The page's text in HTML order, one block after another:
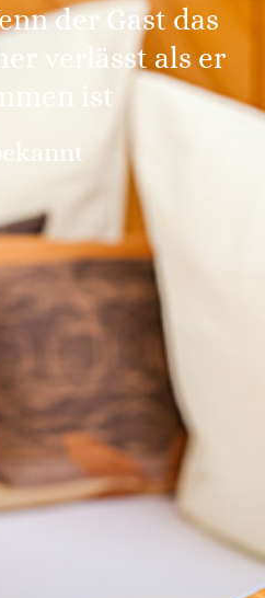
der Gast das
verlässt als er
ist